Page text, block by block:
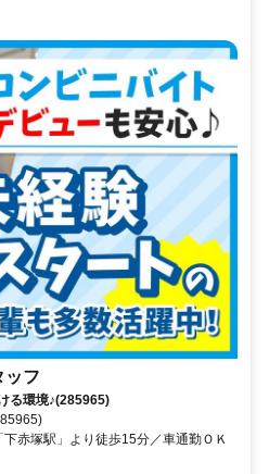
ッフ
る環境♪(285965)
赤塚駅」より徒歩15分／車通勤ＯＫ